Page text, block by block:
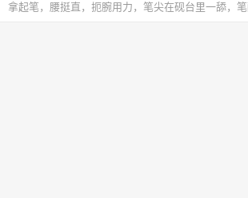
拿起笔，腰挺直，扼腕用力，笔尖在砚台里一舔，